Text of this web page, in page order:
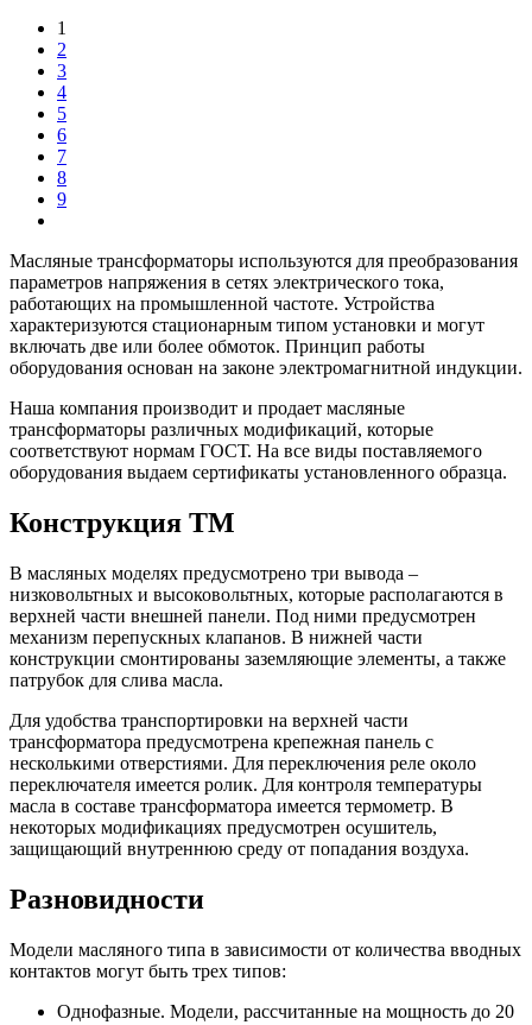
1
2
3
4
5
6
7
8
9
Масляные трансформаторы используются для преобразования
параметров напряжения в сетях электрического тока,
работающих на промышленной частоте. Устройства
характеризуются стационарным типом установки и могут
включать две или более обмоток. Принцип работы
оборудования основан на законе электромагнитной индукции.
Наша компания производит и продает масляные
трансформаторы различных модификаций, которые
соответствуют нормам ГОСТ. На все виды поставляемого
оборудования выдаем сертификаты установленного образца.
Конструкция ТМ
В масляных моделях предусмотрено три вывода –
низковольтных и высоковольтных, которые располагаются в
верхней части внешней панели. Под ними предусмотрен
механизм перепускных клапанов. В нижней части
конструкции смонтированы заземляющие элементы, а также
патрубок для слива масла.
Для удобства транспортировки на верхней части
трансформатора предусмотрена крепежная панель с
несколькими отверстиями. Для переключения реле около
переключателя имеется ролик. Для контроля температуры
масла в составе трансформатора имеется термометр. В
некоторых модификациях предусмотрен осушитель,
защищающий внутреннюю среду от попадания воздуха.
Разновидности
Модели масляного типа в зависимости от количества вводных
контактов могут быть трех типов:
Однофазные. Модели, рассчитанные на мощность до 20